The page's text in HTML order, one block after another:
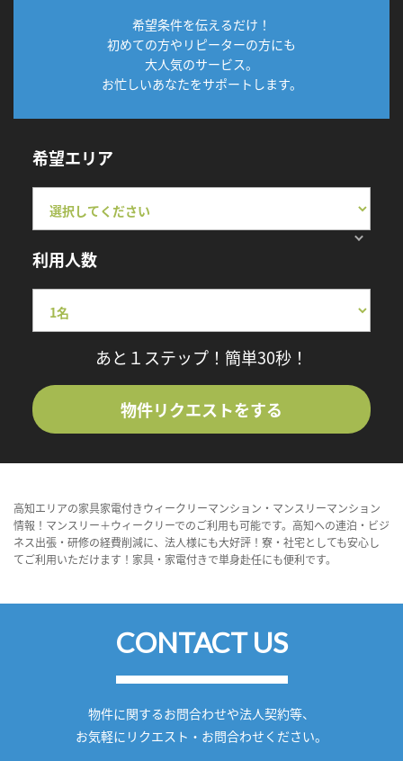
希望条件を伝えるだけ！
初めての方やリピーターの方にも
大人気のサービス。
お忙しいあなたをサポートします。
希望エリア
利用人数
あと１ステップ！簡単30秒！
物件リクエストをする
高知エリアの家具家電付きウィークリーマンション・マンスリーマンション
情報！マンスリー＋ウィークリーでのご利用も可能です。高知への連泊・ビジ
ネス出張・研修の経費削減に、法人様にも大好評！寮・社宅としても安心し
てご利用いただけます！家具・家電付きで単身赴任にも便利です。
CONTACT US
物件に関するお問合わせや法人契約等、
お気軽にリクエスト・お問合わせください。